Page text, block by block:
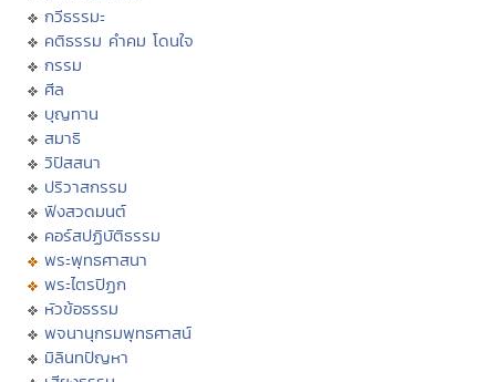
กวีธรรมะ
คติธรรม คำคม โดนใจ
กรรม
ศีล
บุญทาน
สมาธิ
วิปัสสนา
ปริวาสกรรม
ฟังสวดมนต์
คอร์สปฏิบัติธรรม
พระพุทธศาสนา
พระไตรปิฏก
หัวข้อธรรม
พจนานุกรมพุทธศาสน์
มิลินทปัญหา